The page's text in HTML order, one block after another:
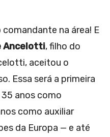
na área! E
Ancelotti, filho do
aceitou o
Essa será a primeira
anos como
como auxiliar
da Europa — e até